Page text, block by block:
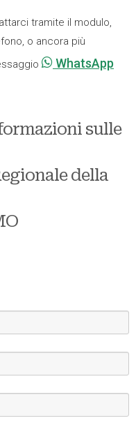
tramite il modulo,
o ancora più
WhatsApp
sulle
della